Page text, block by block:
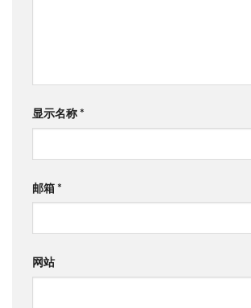
显示名称 *
邮箱 *
网站